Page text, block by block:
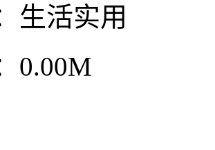
生活实用
0.00M